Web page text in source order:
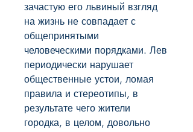
зачастую его львиный взгляд
на жизнь не совпадает с
общепринятыми
человеческими порядками. Лев
периодически нарушает
общественные устои, ломая
правила и стереотипы, в
результате чего жители
городка, в целом, довольно